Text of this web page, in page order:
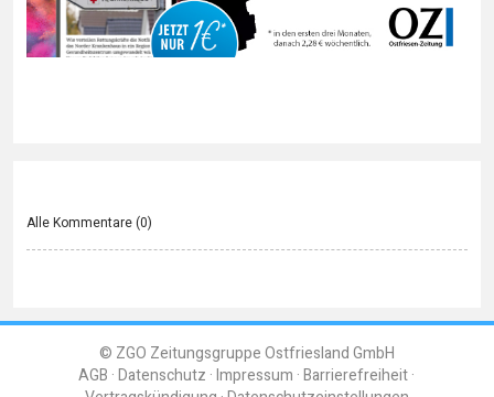
Alle Kommentare (0)
© ZGO Zeitungsgruppe Ostfriesland GmbH
AGB Datenschutz Impressum Barrierefreiheit